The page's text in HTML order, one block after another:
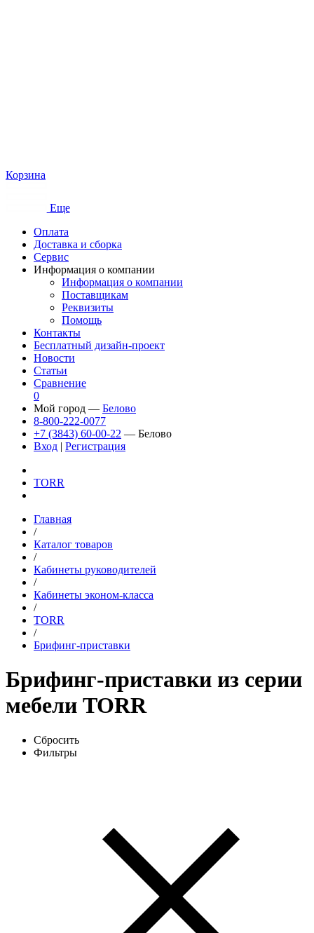
Корзина
Еще
Оплата
Доставка и сборка
Сервис
Информация о компании
Информация о компании
Поставщикам
Реквизиты
Помощь
Контакты
Бесплатный дизайн-проект
Новости
Статьи
Сравнение
0
Мой город — Белово
8-800-222-0077
+7 (3843) 60-00-22 — Белово
Вход | Регистрация
TORR
Главная
/
Каталог товаров
/
Кабинеты руководителей
/
Кабинеты эконом-класса
/
TORR
/
Брифинг-приставки
Брифинг-приставки из серии
мебели TORR
Сбросить
Фильтры